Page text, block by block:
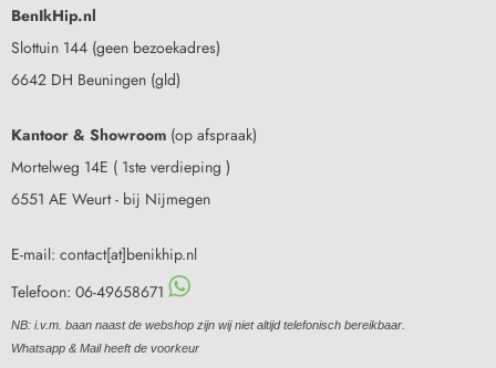
BenIkHip.nl
Slottuin 144 (geen bezoekadres)
6642 DH Beuningen (gld)
Kantoor & Showroom (op afspraak)
Mortelweg 14E ( 1ste verdieping )
6551 AE Weurt - bij Nijmegen
E-mail: contact[at]benikhip.nl
Telefoon: 06-49658671
NB: i.v.m. baan naast de webshop zijn wij niet altijd telefonisch bereikbaar.
Whatsapp & Mail heeft de voorkeur